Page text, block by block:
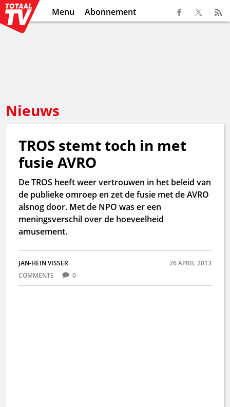
Menu Abonnement
Nieuws
TROS stemt toch in met
fusie AVRO
De TROS heeft weer vertrouwen in het beleid van
de publieke omroep en zet de fusie met de AVRO
alsnog door. Met de NPO was er een
meningsverschil over de hoeveelheid
amusement.
JAN-HEIN VISSER
26 APRIL 2013
COMMENTS
0